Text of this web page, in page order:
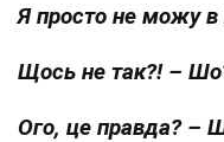
Я просто не можу в
Щось не так?! –
Ого, це правда? –